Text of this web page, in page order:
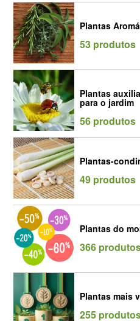
Plantas
53 produtos
Plantas
para o jardim
56 produtos
Plantas-
49 produtos
Plantas do
366
Plantas mais
255